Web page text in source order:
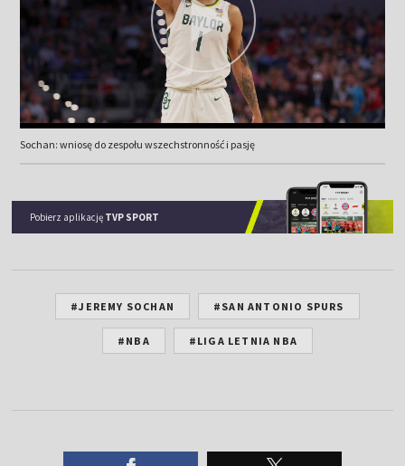
Sochan: wniosę do zespołu wszechstronność i pasję
Pobierz aplikację TVP SPORT
#JEREMY SOCHAN #SAN ANTONIO SPURS
#NBA #LIGA LETNIA NBA